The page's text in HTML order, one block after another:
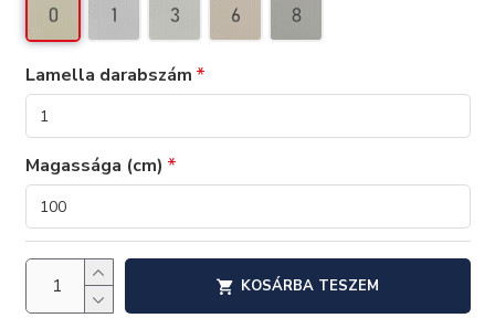
Lamella darabszám
Magassága (cm)
KOSÁRBA TESZEM